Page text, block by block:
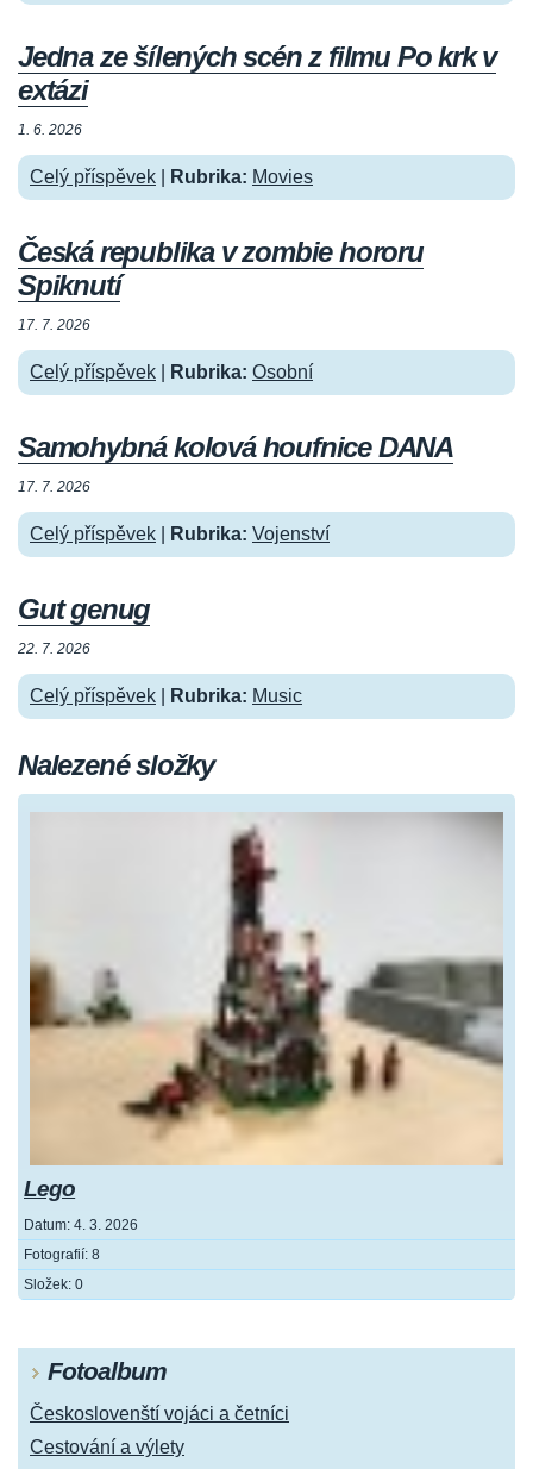
Jedna ze šílených scén z filmu Po krk v
extázi
1. 6. 2026
Celý příspěvek Rubrika: Movies
Česká republika v zombie hororu
Spiknutí
17. 7. 2026
Celý příspěvek Rubrika: Osobní
Samohybná kolová houfnice DANA
17. 7. 2026
Celý příspěvek Rubrika: Vojenství
Gut genug
22. 7. 2026
Celý příspěvek Rubrika: Music
Nalezené složky
Lego
Datum: 4. 3. 2026
Fotografií: 8
Složek: 0
Fotoalbum
Českoslovenští vojáci a četníci
Cestování a výlety